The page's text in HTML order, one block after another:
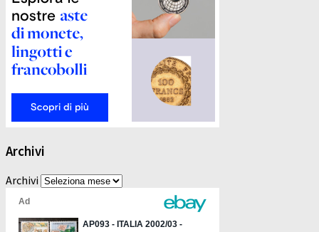
Archivi
Archivi